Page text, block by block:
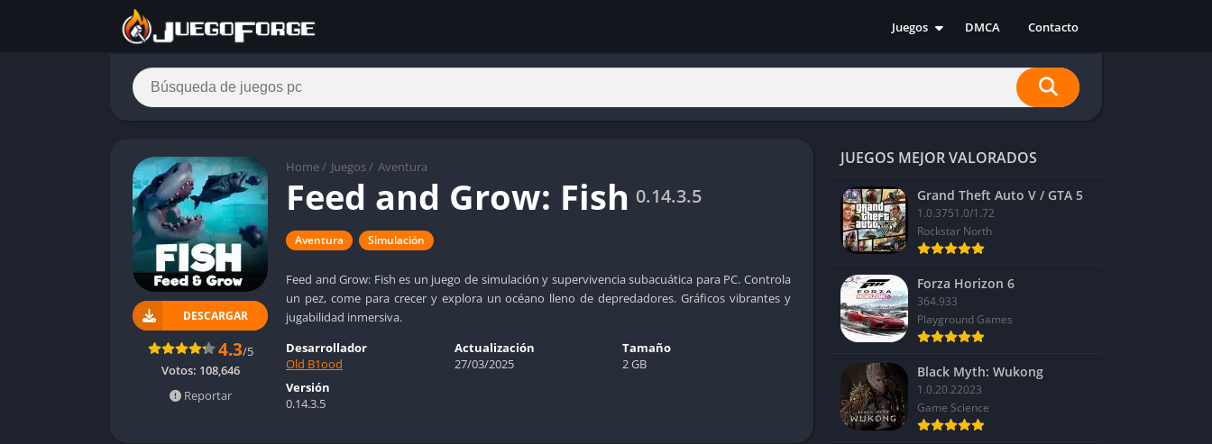
Juegos
Acción
Carreras
Deportes
Estrategia
Indie
RPG
Simulación
DMCA Contacto
Home / Juegos / Aventura
Feed and Grow: Fish 0.14.3.5
Aventura Simulación
Feed and Grow: Fish es un juego de simulación y supervivencia subacuática para PC. Controla
un pez, come para crecer y explora un océano lleno de depredadores. Gráficos vibrantes y
jugabilidad inmersiva.
DESCARGAR
4.3/5
Votos: 108,646
Reportar
Desarrollador
Old B1ood
Actualización
27/03/2025
Tamaño
2 GB
Versión
0.14.3.5
JUEGOS MEJOR VALORADOS
Grand Theft Auto V / GTA 5
1.0.3751.0/1.72
Rockstar North
Forza Horizon 6
364.933
Playground Games
Black Myth: Wukong
1.0.20.22023
Game Science